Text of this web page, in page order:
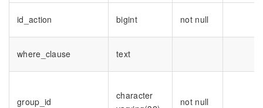
id_action bigint not null
where_clause text
group_id
character
not null